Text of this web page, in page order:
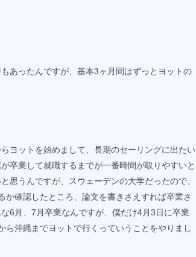
あったんですが、基本3ヶ月間はずっとヨットの
ヨットを始めまして、長期のセーリングに出たい
卒業して就職するまでが一番時間が取りやすいと
思うんですが、スウェーデンの大学だったので、
か確認したところ、論文を書きさえすれば卒業さ
6月、7月卒業なんですが、僕だけ4月3日に卒業
ら沖縄までヨットで行くっていうことをやりまし